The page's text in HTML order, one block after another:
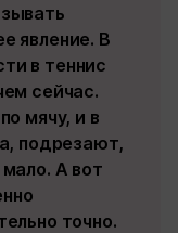
явление. В
в теннис
сейчас.
мячу, и в
подрезают,
А вот
точно.